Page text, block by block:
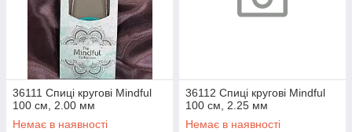
36111 Спиці кругові Mindful
100 см, 2.00 мм
Немає в наявності
36112 Спиці кругові Mindful
100 см, 2.25 мм
Немає в наявності